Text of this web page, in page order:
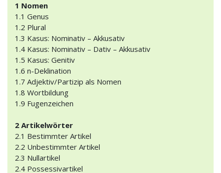
1 Nomen
1.1 Genus
1.2 Plural
1.3 Kasus: Nominativ – Akkusativ
1.4 Kasus: Nominativ – Dativ – Akkusativ
1.5 Kasus: Genitiv
1.6 n-Deklination
1.7 Adjektiv/Partizip als Nomen
1.8 Wortbildung
1.9 Fugenzeichen
2 Artikelwörter
2.1 Bestimmter Artikel
2.2 Unbestimmter Artikel
2.3 Nullartikel
2.4 Possessivartikel